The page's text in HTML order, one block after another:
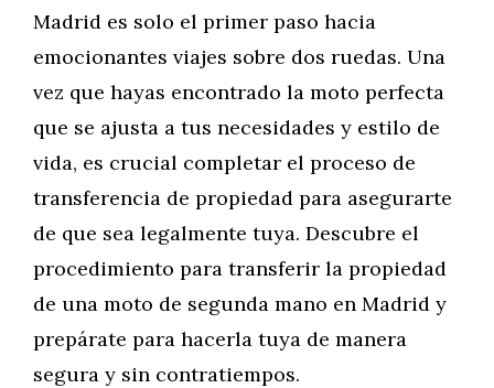
Madrid es solo el primer paso hacia
emocionantes viajes sobre dos ruedas. Una
vez que hayas encontrado la moto perfecta
que se ajusta a tus necesidades y estilo de
vida, es crucial completar el proceso de
transferencia de propiedad para asegurarte
de que sea legalmente tuya. Descubre el
procedimiento para transferir la propiedad
de una moto de segunda mano en Madrid y
prepárate para hacerla tuya de manera
segura y sin contratiempos.